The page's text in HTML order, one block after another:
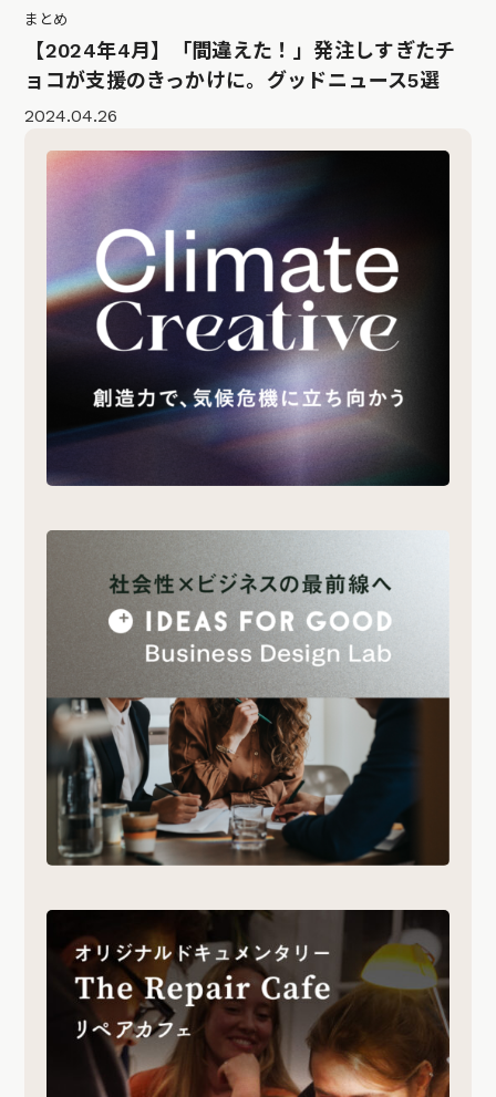
まとめ
【2024年4月】「間違えた！」発注しすぎたチ
ョコが支援のきっかけに。グッドニュース5選
2024.04.26